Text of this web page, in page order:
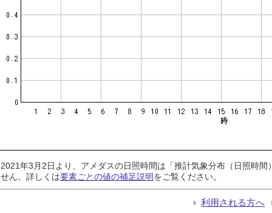
2021年3月2日より、アメダスの日照時間は「推計気象分布（日照時
せん。詳しくは要素ごとの値の補足説明をご覧ください。
利用される方へ